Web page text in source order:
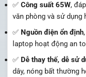
✅ Công suất 65W,
văn phòng và sử dụng
✅ Nguồn điện ổn định
laptop hoạt động an
✅ Dễ thay thế, dễ sử
dây, nóng bất thường